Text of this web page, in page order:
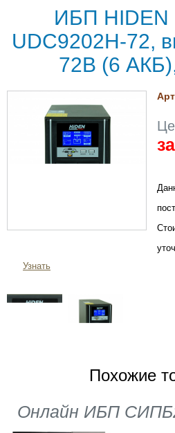
ИБП HIDEN
UDC9202H-72,
72В (6
Узнать
Похожие
Онлайн ИБП